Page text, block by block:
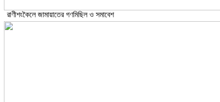
রাণীশংকৈলে জামায়াতের গণমিছিল ও সমাবেশ